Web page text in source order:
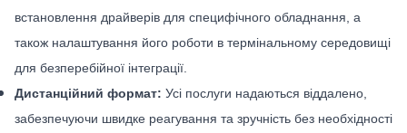
встановлення драйверів для специфічного обладнання, а
також налаштування його роботи в термінальному середовищі
для безперебійної інтеграції.
Дистанційний формат: Усі послуги надаються віддалено,
забезпечуючи швидке реагування та зручність без необхідності